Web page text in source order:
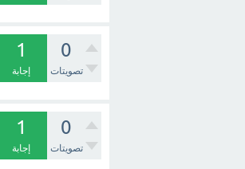
0
تصويتات
1
إجابة
0
تصويتات
1
إجابة